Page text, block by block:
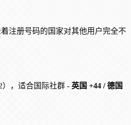
注册号码的国家对其他用户完全不
，适合国际社群 - 英国 +44 / 德国